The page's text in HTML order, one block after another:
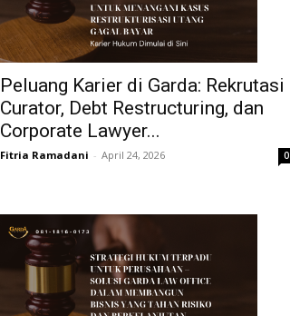
Peluang Karier di Garda: Rekrutasi
Curator, Debt Restructuring, dan
Corporate Lawyer...
Fitria Ramadani - April 24, 2026 0